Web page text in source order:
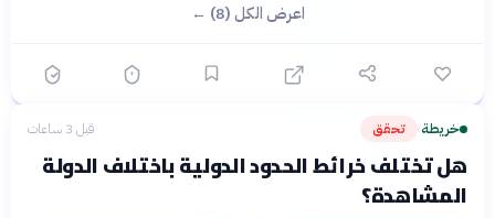
اعرض الكل (8) ←
خريطة› تحقق قبل 3 ساعات
هل تختلف خرائط الحدود الدولية باختلاف الدولة
المشاهدة؟